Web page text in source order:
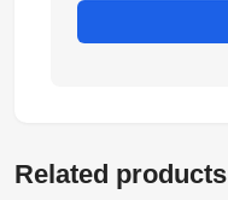
Related products